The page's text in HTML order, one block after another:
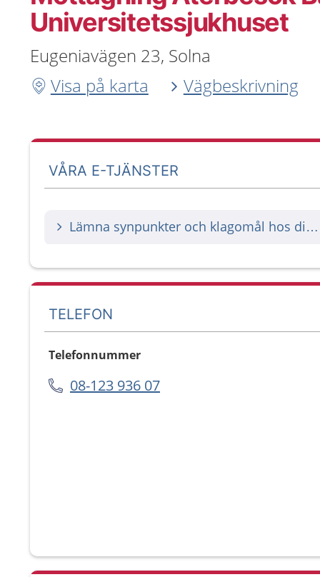
Universitetssjukhuset
Eugeniavägen 23, Solna
Visa på karta
Vägbeskrivning
VÅRA E-TJÄNSTER
Lämna synpunkter och klagomål hos din vårdgivare
TELEFON
Telefonnummer
08-123 936 07